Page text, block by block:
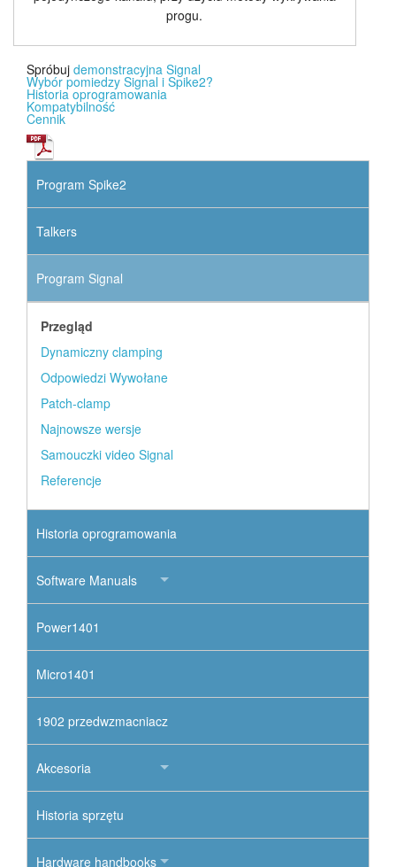
progu.
Spróbuj demonstracyjna Signal
Wybór pomiedzy Signal i Spike2?
Historia oprogramowania
Kompatybilność
Cennik
Program Spike2
Talkers
Program Signal
Przegląd
Dynamiczny clamping
Odpowiedzi Wywołane
Patch-clamp
Najnowsze wersje
Samouczki video Signal
Referencje
Historia oprogramowania
Software Manuals
Power1401
Micro1401
1902 przedwzmacniacz
Akcesoria
Historia sprzętu
Hardware handbooks